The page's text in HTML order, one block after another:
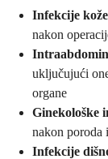
Infekcije
nakon
uključujući
organe
Ginekološke
nakon poroda
Infekcije